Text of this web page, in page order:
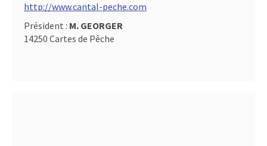
http://www.cantal-peche.com
Président : M. GEORGER
14250 Cartes de Pêche